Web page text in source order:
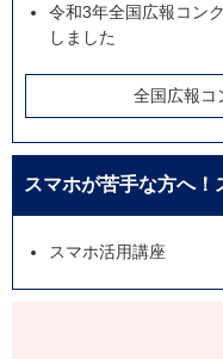
令和3年全国広報コン
しました
全国広報コ
スマホが苦手な方へ！
スマホ活用講座